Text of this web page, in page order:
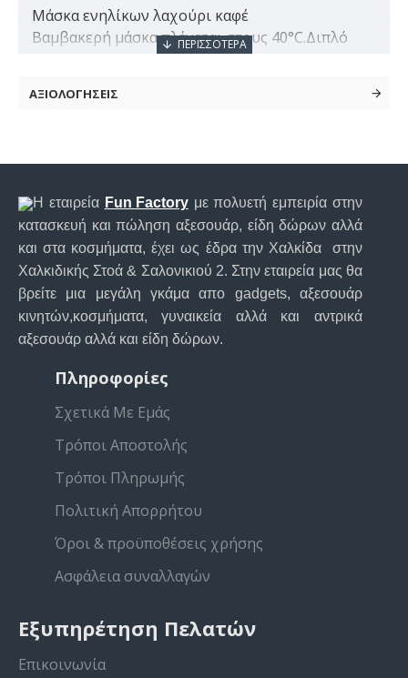
Μάσκα ενηλίκων λαχούρι καφέ
Βαμβακερή μάσκα πλένεται στους 40°C.Διπλό
ύφασμα με θήκη για εξτρα φίλτρο
Στα λάστιχα έχει ειδικό πλαστικό για να
ΑΞΙΟΛΟΓΗΣΕΙΣ
Η εταιρεία Fun Factory με πολυετή εμπειρία στην
κατασκευή και πώληση αξεσουάρ, είδη δώρων αλλά
και στα κοσμήματα, έχει ως έδρα την Χαλκίδα στην
Χαλκιδικής Στοά & Σαλονικιού 2. Στην εταιρεία μας θα
βρείτε μια μεγάλη γκάμα απο gadgets, αξεσουάρ
κινητών,κοσμήματα, γυναικεία αλλά και αντρικά
αξεσουάρ αλλά και είδη δώρων.
Πληροφορίες
Σχετικά Με Εμάς
Τρόποι Αποστολής
Τρόποι Πληρωμής
Πολιτική Απορρήτου
Όροι & προϋποθέσεις χρήσης
Ασφάλεια συναλλαγών
Εξυπηρέτηση Πελατών
Επικοινωνία